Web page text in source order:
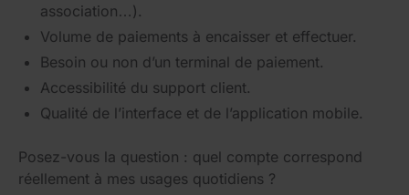
association…).
Volume de paiements à encaisser et effectuer.
Besoin ou non d’un terminal de paiement.
Accessibilité du support client.
Qualité de l’interface et de l’application mobile.
Posez-vous la question : quel compte correspond
réellement à mes usages quotidiens ?